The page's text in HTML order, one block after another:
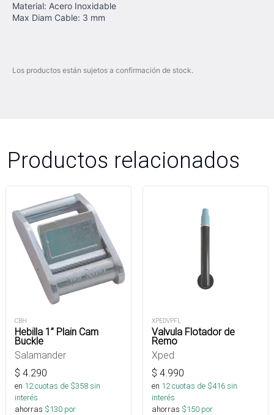
Material: Acero Inoxidable
Max Diam Cable: 3 mm
Los productos están sujetos a confirmación de stock.
Productos relacionados
CBH
Hebilla 1” Plain Cam
Buckle
Salamander
$ 4.290
en 12cuotas de $358sin
interés
ahorras $130 por
XPEDVPFL
Valvula Flotador de
Remo
Xped
$ 4.990
en 12cuotas de $416sin
interés
ahorras $150 por